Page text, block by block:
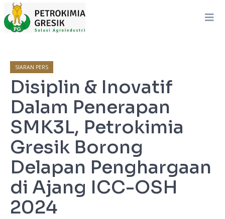
SIARAN PERS
Disiplin & Inovatif
Dalam Penerapan
SMK3L, Petrokimia
Gresik Borong
Delapan Penghargaan
di Ajang ICC-OSH
2024